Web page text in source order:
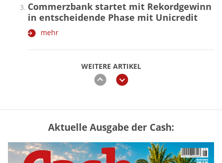
WEITERE ARTIKEL
zurückweiter
Commerzbank startet mit Rekordgewinn
in entscheidende Phase mit Unicredit
mehr
Mütterrente III Tabelle: So viel Renten-
Nachzahlung ist pro Kind möglich
mehr
Aktuelle Ausgabe der Cash: